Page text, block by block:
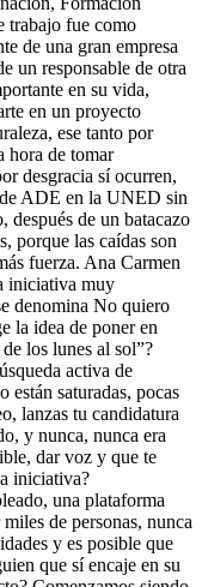
trabajo fue como
de una gran empresa
un responsable de otra
en su vida,
en un proyecto
ese tanto por
hora de tomar
desgracia sí ocurren,
ADE en la UNED sin
después de un batacazo
porque las caídas son
fuerza. Ana Carmen
iniciativa muy
denomina No quiero
la idea de poner en
los lunes al sol”?
activa de
están saturadas, pocas
lanzas tu candidatura
y nunca, nunca era
dar voz y que te
iniciativa?
una plataforma
de personas, nunca
y es posible que
que sí encaje en su